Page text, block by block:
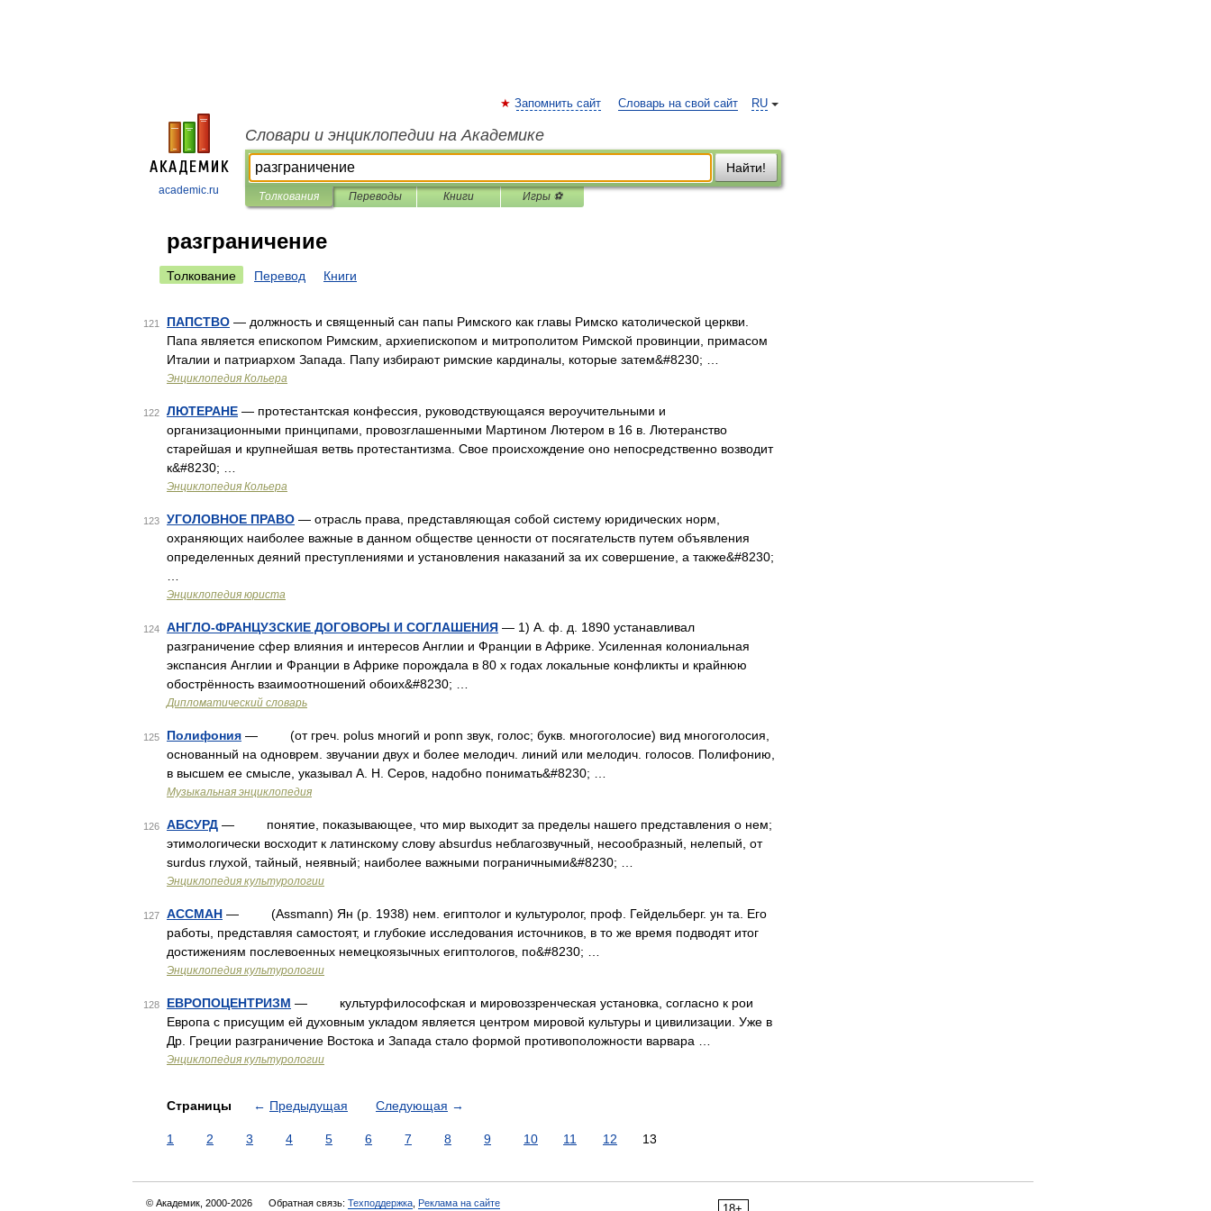
academic.ru
RU
Запомнить сайт Словарь на свой сайт
Словари и энциклопедии на Академике
Найти!
Толкования Переводы Книги Игры ⚽
разграничение
Толкование Перевод Книги
121 ПАПСТВО — должность и священный сан папы Римского как главы Римско католической церкви.
Папа является епископом Римским, архиепископом и митрополитом Римской провинции, примасом
Италии и патриархом Запада. Папу избирают римские кардиналы, которые затем&#8230; …
Энциклопедия Кольера
122 ЛЮТЕРАНЕ — протестантская конфессия, руководствующаяся вероучительными и
организационными принципами, провозглашенными Мартином Лютером в 16 в. Лютеранство
старейшая и крупнейшая ветвь протестантизма. Свое происхождение оно непосредственно возводит
к&#8230; …
Энциклопедия Кольера
123 УГОЛОВНОЕ ПРАВО — отрасль права, представляющая собой систему юридических норм,
охраняющих наиболее важные в данном обществе ценности от посягательств путем объявления
определенных деяний преступлениями и установления наказаний за их совершение, а также&#8230;
Энциклопедия юриста
124 АНГЛО-ФРАНЦУЗСКИЕ ДОГОВОРЫ И СОГЛАШЕНИЯ — 1) А. ф. д. 1890 устанавливал
разграничение сфер влияния и интересов Англии и Франции в Африке. Усиленная колониальная
экспансия Англии и Франции в Африке порождала в 80 х годах локальные конфликты и крайнюю
обострённость взаимоотношений обоих&#8230; …
Дипломатический словарь
125 Полифония — (от греч. polus многий и ponn звук, голос; букв. многоголосие) вид многоголосия,
основанный на одноврем. звучании двух и более мелодич. линий или мелодич. голосов. Полифонию,
в высшем ее смысле, указывал А. Н. Серов, надобно понимать&#8230; …
Музыкальная энциклопедия
126 АБСУРД — понятие, показывающее, что мир выходит за пределы нашего представления о нем;
этимологически восходит к латинскому слову absurdus неблагозвучный, несообразный, нелепый, от
surdus глухой, тайный, неявный; наиболее важными пограничными&#8230; …
Энциклопедия культурологии
127 АССМАН — (Assmann) Ян (р. 1938) нем. египтолог и культуролог, проф. Гейдельберг. ун та. Его
работы, представляя самостоят, и глубокие исследования источников, в то же время подводят итог
достижениям послевоенных немецкоязычных египтологов, по&#8230; …
Энциклопедия культурологии
128 ЕВРОПОЦЕНТРИЗМ — культурфилософская и мировоззренческая установка, согласно к рои
Европа с присущим ей духовным укладом является центром мировой культуры и цивилизации. Уже в
Др. Греции разграничение Востока и Запада стало формой противоположности варвара …
Энциклопедия культурологии
Страницы ← Предыдущая Следующая →
1 2 3 4 5 6 7 8 9 10 11 12 13
© Академик, 2000-2026 Обратная связь: Техподдержка Реклама на сайте